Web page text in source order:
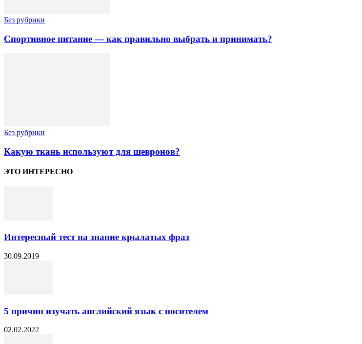
Без рубрики
Спортивное питание — как правильно выбрать и принимать?
Без рубрики
Какую ткань используют для шевронов?
ЭТО ИНТЕРЕСНО
Интересный тест на знание крылатых фраз
30.09.2019
5 причин изучать английский язык с носителем
02.02.2022